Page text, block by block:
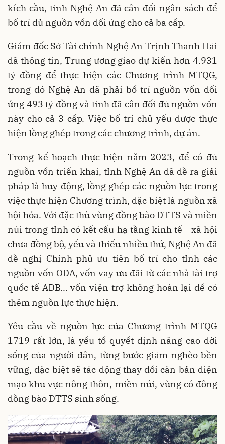
kích cầu, tỉnh Nghệ An đã cân đối ngân sách để
bố trí đủ nguồn vốn đối ứng cho cả ba cấp.
Giám đốc Sở Tài chính Nghệ An Trịnh Thanh Hải
đã thông tin, Trung ương giao dự kiến hơn 4.931
tỷ đồng để thực hiện các Chương trình MTQG,
trong đó Nghệ An đã phải bố trí nguồn vốn đối
ứng 493 tỷ đồng và tỉnh đã cân đối đủ nguồn vốn
này cho cả 3 cấp. Việc bố trí chủ yếu được thực
hiện lồng ghép trong các chương trình, dự án.
Trong kế hoạch thực hiện năm 2023, để có đủ
nguồn vốn triển khai, tỉnh Nghệ An đã đề ra giải
pháp là huy động, lồng ghép các nguồn lực trong
việc thực hiện Chương trình, đặc biệt là nguồn xã
hội hóa. Với đặc thù vùng đồng bào DTTS và miền
núi trong tỉnh có kết cấu hạ tầng kinh tế - xã hội
chưa đồng bộ, yếu và thiếu nhiều thứ, Nghệ An đã
đề nghị Chính phủ ưu tiên bố trí cho tỉnh các
nguồn vốn ODA, vốn vay ưu đãi từ các nhà tài trợ
quốc tế ADB... vốn viện trợ không hoàn lại để có
thêm nguồn lực thực hiện.
Yêu cầu về nguồn lực của Chương trình MTQG
1719 rất lớn, là yếu tố quyết định nâng cao đời
sống của người dân, từng bước giảm nghèo bền
vững, đặc biệt sẽ tác động thay đổi căn bản diện
mạo khu vực nông thôn, miền núi, vùng có đông
đồng bào DTTS sinh sống.